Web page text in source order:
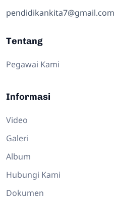
pendidikankita7@gmail.com
Tentang
Pegawai Kami
Informasi
Video
Galeri
Album
Hubungi Kami
Dokumen